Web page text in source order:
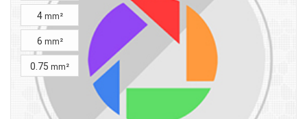
4 mm²
6 mm²
0.75 mm²